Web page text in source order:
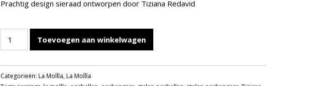
Prachtig design sieraad ontworpen door Tiziana Redavid
MOLLLA
ONE
OORHANGERS
Toevoegen aan winkelwagen
Categorieën:La Mollla,La Mollla